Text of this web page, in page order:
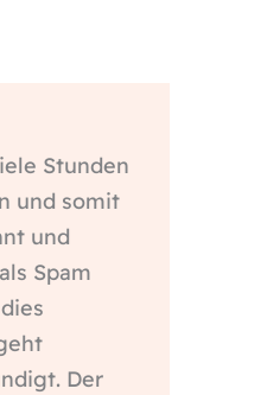
Stunden
und somit
und
Spam
Der